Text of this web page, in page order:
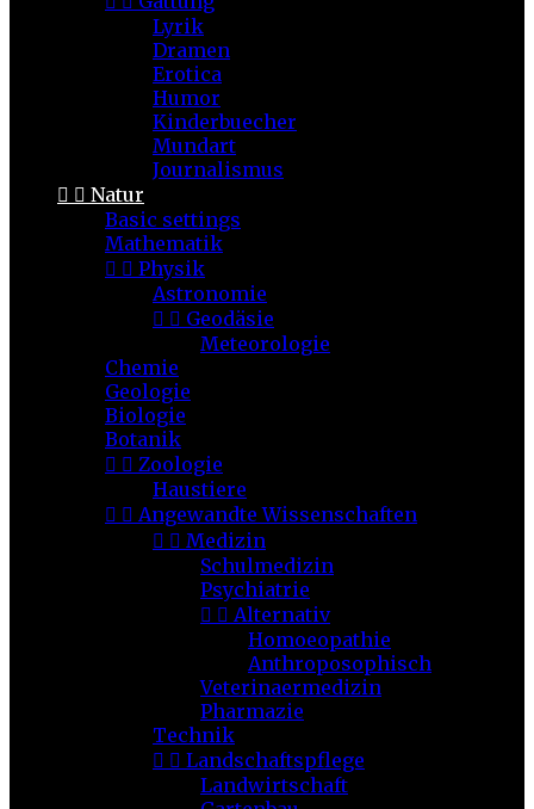
Lyrik
Dramen
Erotica
Humor
Kinderbuecher
Mundart
Journalismus
  Natur
Basic settings
Mathematik
  Physik
Astronomie
  Geodäsie
Meteorologie
Chemie
Geologie
Biologie
Botanik
  Zoologie
Haustiere
  Angewandte Wissenschaften
  Medizin
Schulmedizin
Psychiatrie
  Alternativ
Homoeopathie
Anthroposophisch
Veterinaermedizin
Pharmazie
Technik
  Landschaftspflege
Landwirtschaft